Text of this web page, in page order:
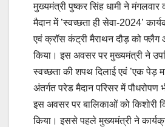
मुख्यमंत्री पुष्कर सिंह धामी ने
मैदान में ’स्वच्छता ही सेवा-2024’
एवं क्रॉस कंट्री मैराथन दौड़ को फ्लैग
किया। इस अवसर पर मुख्यमंत्री ने
स्वच्छता की शपथ दिलाई एवं ’एक पेड़
अंतर्गत परेड मैदान परिसर में पौधरोपण
इस अवसर पर बालिकाओं को किशोरी
किया। इससे पहले मुख्यमंत्री ने